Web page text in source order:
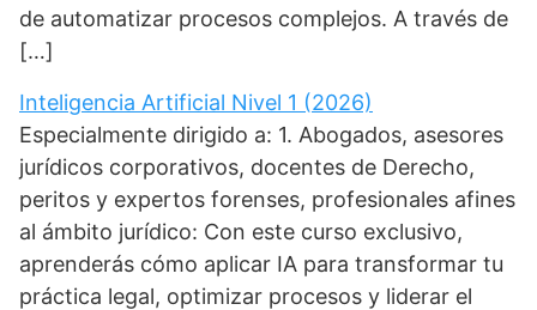
de automatizar procesos complejos. A través de
[…]
Inteligencia Artificial Nivel 1 (2026)
Especialmente dirigido a: 1. Abogados, asesores
jurídicos corporativos, docentes de Derecho,
peritos y expertos forenses, profesionales afines
al ámbito jurídico: Con este curso exclusivo,
aprenderás cómo aplicar IA para transformar tu
práctica legal, optimizar procesos y liderar el